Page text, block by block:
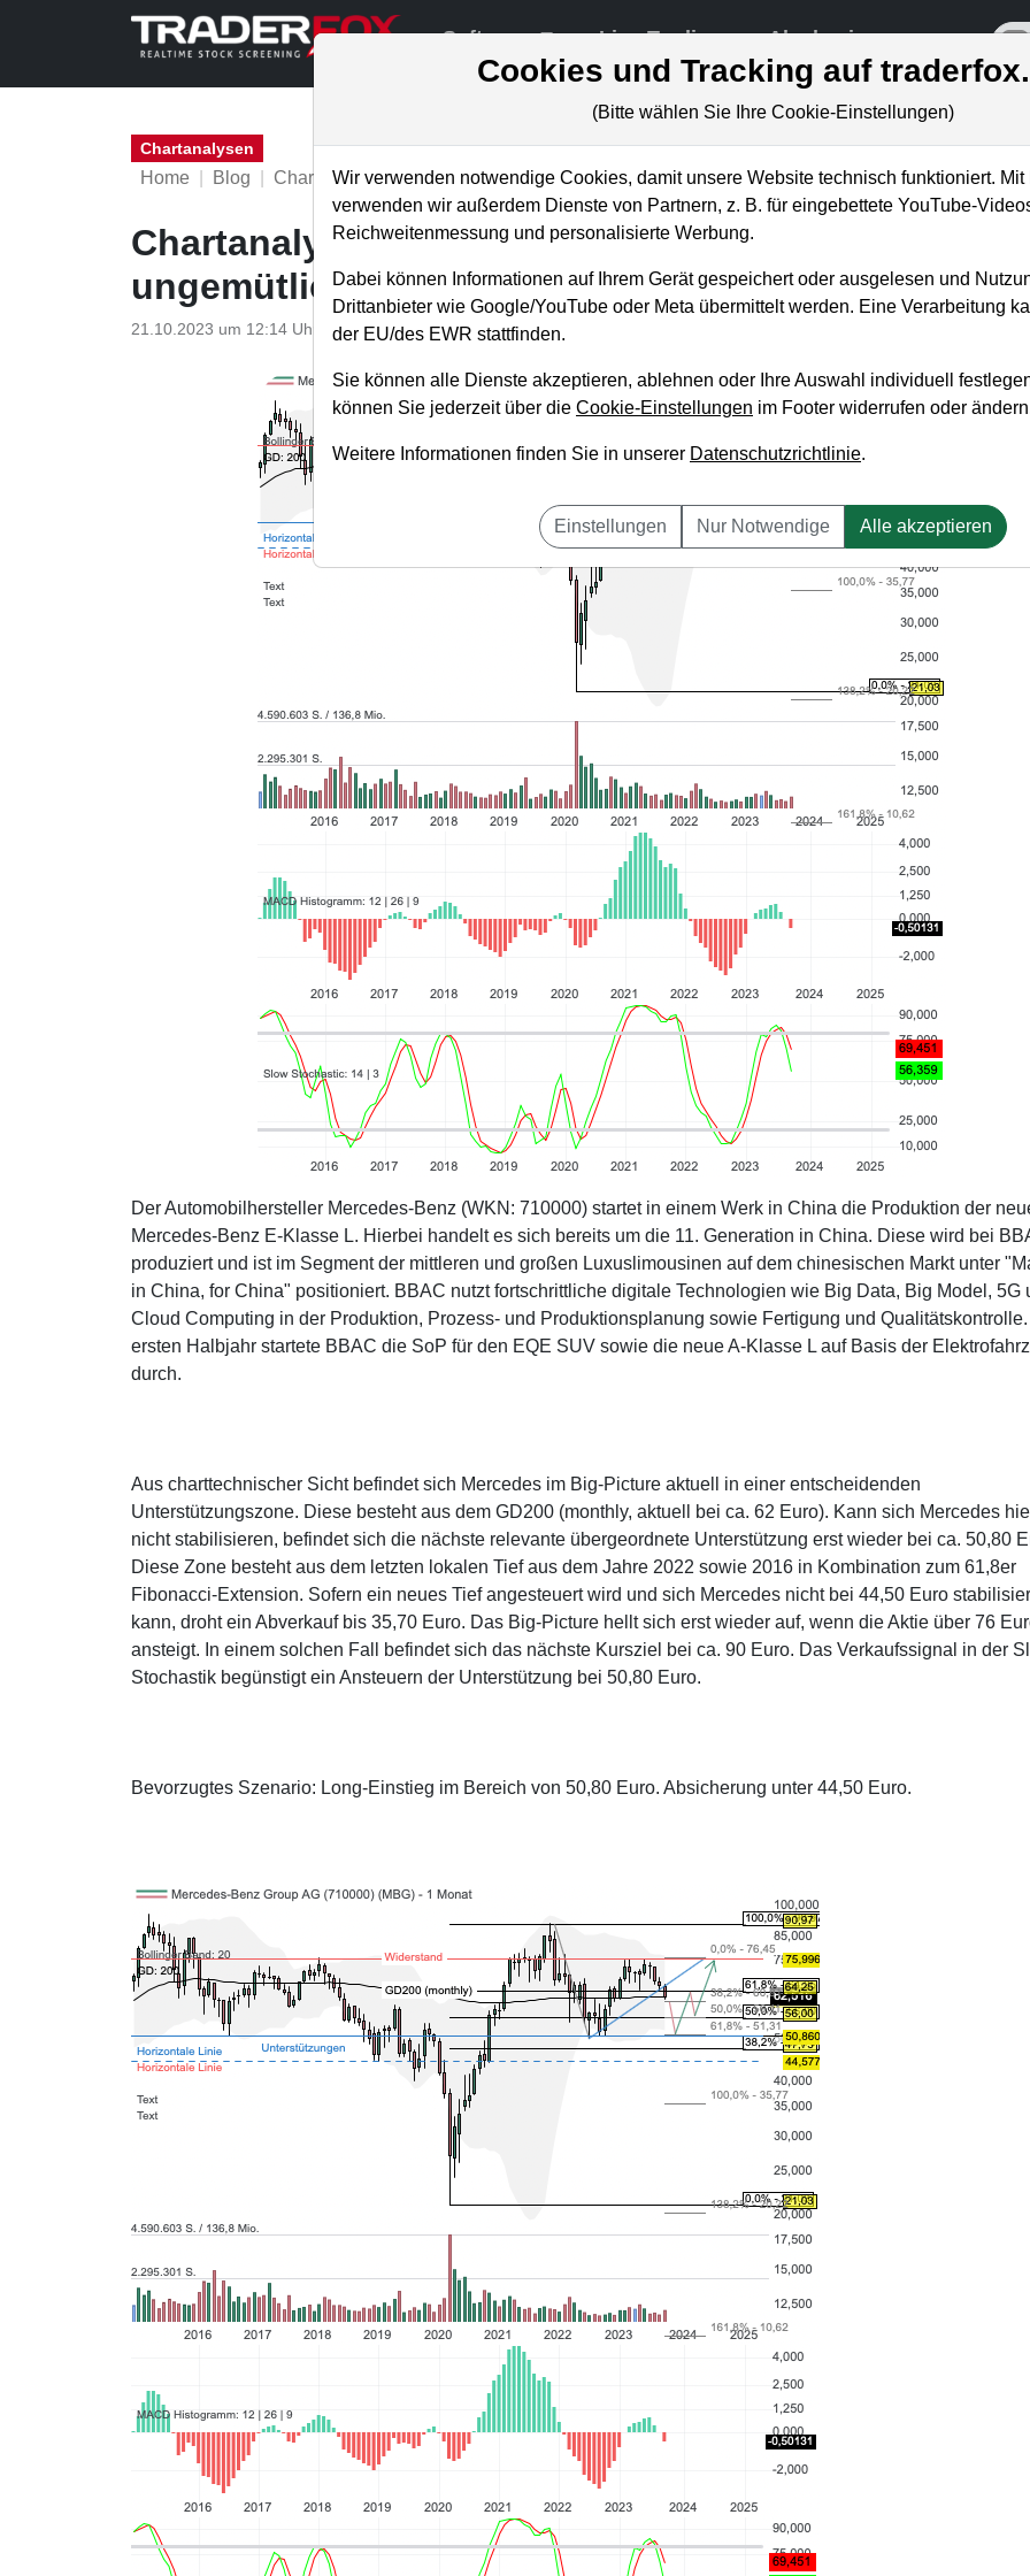
Software Live-Trading Akademie
Chartanalysen
Home Blog Chartanalysen
Chartanalyse Mercedes: Das könnte sehr
ungemütlich werden!
21.10.2023 um 12:14 Uhr P. Uhlschmied
Der Automobilhersteller Mercedes-Benz (WKN: 710000) startet in einem Werk in China die Produktion der
Mercedes-Benz E-Klasse L. Hierbei handelt es sich bereits um die 11. Generation in China. Diese wird bei
produziert und ist im Segment der mittleren und großen Luxuslimousinen auf dem chinesischen Markt unter
in China, for China" positioniert. BBAC nutzt fortschrittliche digitale Technologien wie Big Data, Big Model, 5G
Cloud Computing in der Produktion, Prozess- und Produktionsplanung sowie Fertigung und Qualitätskontrolle.
ersten Halbjahr startete BBAC die SoP für den EQE SUV sowie die neue A-Klasse L auf Basis der
durch.
Aus charttechnischer Sicht befindet sich Mercedes im Big-Picture aktuell in einer entscheidenden
Unterstützungszone. Diese besteht aus dem GD200 (monthly, aktuell bei ca. 62 Euro). Kann sich Mercedes
nicht stabilisieren, befindet sich die nächste relevante übergeordnete Unterstützung erst wieder bei ca. 50,80
Diese Zone besteht aus dem letzten lokalen Tief aus dem Jahre 2022 sowie 2016 in Kombination zum 61,8er
Fibonacci-Extension. Sofern ein neues Tief angesteuert wird und sich Mercedes nicht bei 44,50 Euro
kann, droht ein Abverkauf bis 35,70 Euro. Das Big-Picture hellt sich erst wieder auf, wenn die Aktie über 76
ansteigt. In einem solchen Fall befindet sich das nächste Kursziel bei ca. 90 Euro. Das Verkaufssignal in der
Stochastik begünstigt ein Ansteuern der Unterstützung bei 50,80 Euro.
Bevorzugtes Szenario: Long-Einstieg im Bereich von 50,80 Euro. Absicherung unter 44,50 Euro.
Cookies und Tracking auf
(Bitte wählen Sie Ihre Cookie-Einstellungen)
Wir verwenden notwendige Cookies, damit unsere Website technisch funktioniert.
verwenden wir außerdem Dienste von Partnern, z. B. für eingebettete YouTube-
Reichweitenmessung und personalisierte Werbung.
Dabei können Informationen auf Ihrem Gerät gespeichert oder ausgelesen und
Drittanbieter wie Google/YouTube oder Meta übermittelt werden. Eine Verarbeitung
der EU/des EWR stattfinden.
Sie können alle Dienste akzeptieren, ablehnen oder Ihre Auswahl individuell
können Sie jederzeit über die Cookie-Einstellungen im Footer widerrufen oder
Weitere Informationen finden Sie in unserer Datenschutzrichtlinie.
Einstellungen Nur Notwendige Alle akzeptieren